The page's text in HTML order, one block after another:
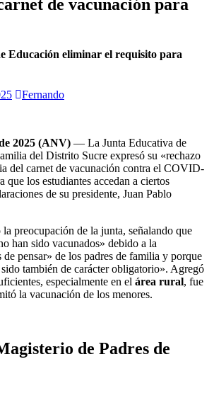
de vacunación para
Educación eliminar el requisito para
Fernando
2025 (ANV) — La Junta Educativa de
del Distrito Sucre expresó su «rechazo
del carnet de vacunación contra el COVID-
que los estudiantes accedan a ciertos
de su presidente, Juan Pablo
preocupación de la junta, señalando que
han sido vacunados» debido a la
pensar» de los padres de familia y porque
también de carácter obligatorio». Agregó
especialmente en el área rural, fue
la vacunación de los menores.
de Padres de